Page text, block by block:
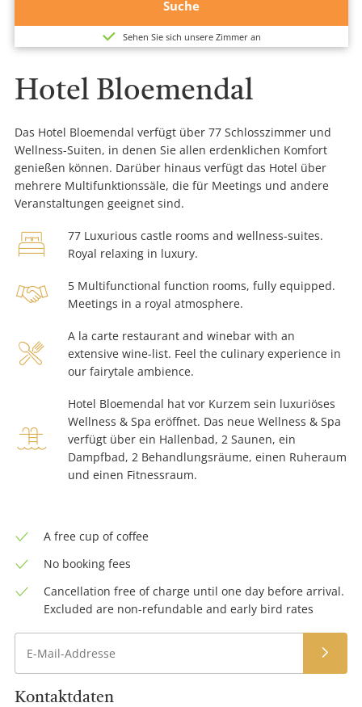
Suche
Sehen Sie sich unsere Zimmer an
Hotel Bloemendal
Das Hotel Bloemendal verfügt über 77 Schlosszimmer und
Wellness-Suiten, in denen Sie allen erdenklichen Komfort
genießen können. Darüber hinaus verfügt das Hotel über
mehrere Multifunktionssäle, die für Meetings und andere
Veranstaltungen geeignet sind.
bed-
x-
large
77 Luxurious castle rooms and wellness-suites.
Royal relaxing in luxury.
handshake
5 Multifunctional function rooms, fully equipped.
Meetings in a royal atmosphere.
restaurant-
x-
large
A la carte restaurant and winebar with an
extensive wine-list. Feel the culinary experience in
our fairytale ambience.
swimming-
pool
Hotel Bloemendal hat vor Kurzem sein luxuriöses
Wellness & Spa eröffnet. Das neue Wellness & Spa
verfügt über ein Hallenbad, 2 Saunen, ein
Dampfbad, 2 Behandlungsräume, einen Ruheraum
und einen Fitnessraum.
A free cup of coffee
No booking fees
Cancellation free of charge until one day before arrival.
Excluded are non-refundable and early bird rates
Kontaktdaten